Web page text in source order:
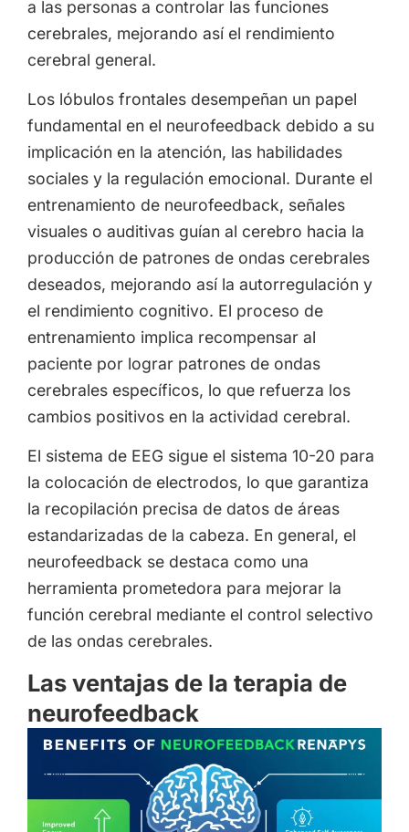
a las personas a controlar las funciones
cerebrales, mejorando así el rendimiento
cerebral general.
Los lóbulos frontales desempeñan un papel
fundamental en el neurofeedback debido a su
implicación en la atención, las habilidades
sociales y la regulación emocional. Durante el
entrenamiento de neurofeedback, señales
visuales o auditivas guían al cerebro hacia la
producción de patrones de ondas cerebrales
deseados, mejorando así la autorregulación y
el rendimiento cognitivo. El proceso de
entrenamiento implica recompensar al
paciente por lograr patrones de ondas
cerebrales específicos, lo que refuerza los
cambios positivos en la actividad cerebral.
El sistema de EEG sigue el sistema 10-20 para
la colocación de electrodos, lo que garantiza
la recopilación precisa de datos de áreas
estandarizadas de la cabeza. En general, el
neurofeedback se destaca como una
herramienta prometedora para mejorar la
función cerebral mediante el control selectivo
de las ondas cerebrales.
Las ventajas de la terapia de
neurofeedback